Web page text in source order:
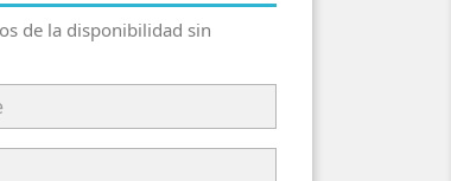
de la disponibilidad sin